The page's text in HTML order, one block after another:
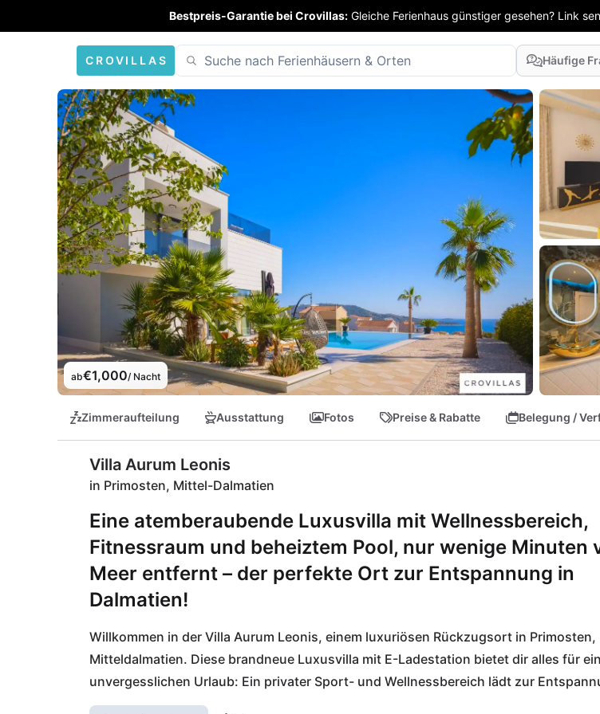
Bestpreis-Garantie bei Crovillas: Gleiche Ferienhaus günstiger gesehen? Link
CROVILLAS Häufige
ab€1,000/ Nacht
Zimmeraufteilung Ausstattung Fotos Preise & Rabatte Belegung /
Villa Aurum Leonis
in Primosten, Mittel-Dalmatien
Eine atemberaubende Luxusvilla mit Wellnessbereich,
Fitnessraum und beheiztem Pool, nur wenige Minuten
Meer entfernt – der perfekte Ort zur Entspannung in
Dalmatien!
Willkommen in der Villa Aurum Leonis, einem luxuriösen Rückzugsort in Primosten,
Mitteldalmatien. Diese brandneue Luxusvilla mit E-Ladestation bietet dir alles für
unvergesslichen Urlaub: Ein privater Sport- und Wellnessbereich lädt zur
während du im beheizbaren Pool den atemberaubenden Meerblick genießt. Nur 750